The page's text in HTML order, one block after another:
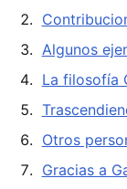
Algunos
La filosofía
Otros
Gracias a